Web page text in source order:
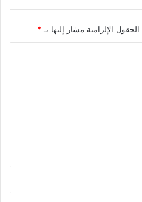
الحقول الإلزامية مشار إليها بـ *